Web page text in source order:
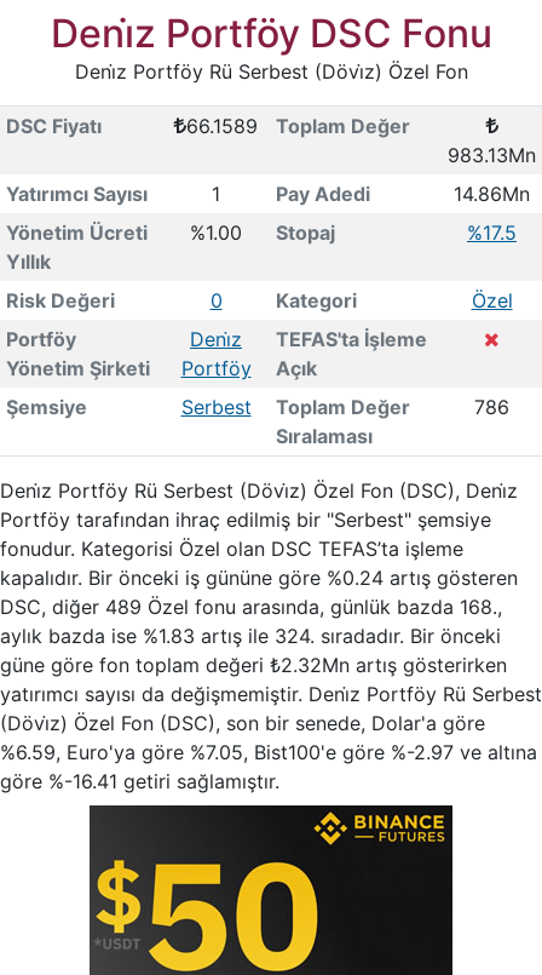
Deni̇z Portföy DSC Fonu
Deni̇z Portföy Rü Serbest (Dövi̇z) Özel Fon
DSC Fiyatı 66.1589
Toplam Değer
983.13Mn
Yatırımcı Sayısı
1 Pay Adedi
14.86Mn
Yönetim Ücreti
Yıllık
%1.00 Stopaj %17.5
Risk Değeri 0 Kategori
Özel
Portföy
Yönetim Şirketi
Deni̇z
Portföy
TEFAS'ta İşleme
Açık
Şemsiye
Serbest
Toplam Değer
Sıralaması
786
Deni̇z Portföy Rü Serbest (Dövi̇z) Özel Fon (DSC), Deni̇z
Portföy tarafından ihraç edilmiş bir "Serbest" şemsiye
fonudur. Kategorisi Özel olan DSC TEFAS’ta işleme
kapalıdır. Bir önceki iş gününe göre %0.24 artış gösteren
DSC, diğer 489 Özel fonu arasında, günlük bazda 168.,
aylık bazda ise %1.83 artış ile 324. sıradadır. Bir önceki
güne göre fon toplam değeri ₺2.32Mn artış gösterirken
yatırımcı sayısı da değişmemiştir. Deni̇z Portföy Rü Serbest
(Dövi̇z) Özel Fon (DSC), son bir senede, Dolar'a göre
%6.59, Euro'ya göre %7.05, Bist100'e göre %-2.97 ve altına
göre %-16.41 getiri sağlamıştır.